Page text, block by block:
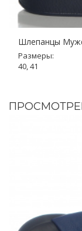
Шлепанцы
Размеры:
40, 41